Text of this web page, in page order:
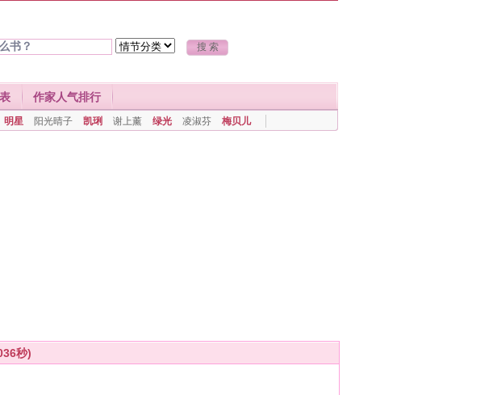
作家人气排行
明星 阳光晴子 凯琍 谢上薰 绿光 凌淑芬 梅贝儿
秒)